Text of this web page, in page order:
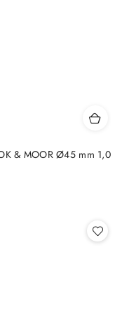
& MOOR Ø45 mm 1,0